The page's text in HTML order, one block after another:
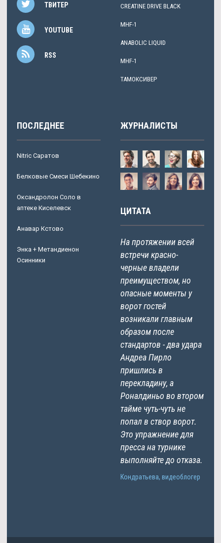
ТВИТЕР
YOUTUBE
RSS
CREATINE DRIVE BLACK
MHF-1
ANABOLIC LIQUID
MHF-1
ТАМОКСИВЕР
ПОСЛЕДНЕЕ
Nitric Саратов
Белковые Смеси Шебекино
Оксандролон Соло в
аптеке Киселевск
Анавар Кстово
Энка + Метандиенон
Осинники
ЖУРНАЛИСТЫ
ЦИТАТА
На протяжении всей
встречи красно-
черные владели
преимуществом, но
опасные моменты у
ворот гостей
возникали главным
образом после
стандартов - два удара
Андреа Пирло
пришлись в
перекладину, а
Роналдиньо во втором
тайме чуть-чуть не
попал в створ ворот.
Это упражнение для
пресса на турнике
выполняйте до отказа.
Кондратьева, видеоблогер